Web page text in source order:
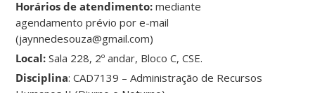
Horários de atendimento: mediante
agendamento prévio por e-mail
(jaynnedesouza@gmail.com)
Local: Sala 228, 2º andar, Bloco C, CSE.
Disciplina: CAD7139 – Administração de Recursos